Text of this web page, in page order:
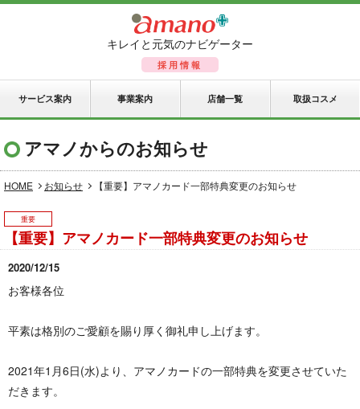
キレイと元気のナビゲーター
採用情報
サービス案内 事業案内 店舗一覧 取扱コスメ
アマノからのお知らせ
HOME お知らせ 【重要】アマノカード一部特典変更のお知らせ
重要
【重要】アマノカード一部特典変更のお知らせ
2020/12/15
お客様各位
平素は格別のご愛顧を賜り厚く御礼申し上げます。
2021年1月6日(水)より、アマノカードの一部特典を変更させていた
だきます。